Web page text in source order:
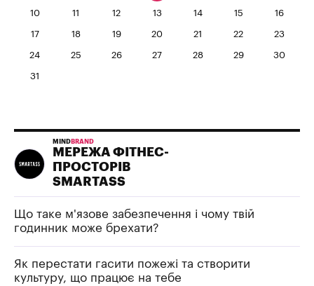
10 11 12 13 14 15 16
17 18 19 20 21 22 23
24 25 26 27 28 29 30
31
MIND BRAND
МЕРЕЖА ФІТНЕС-
ПРОСТОРІВ
SMARTASS
Що таке м'язове забезпечення і чому твій
годинник може брехати?
Як перестати гасити пожежі та створити
культуру, що працює на тебе